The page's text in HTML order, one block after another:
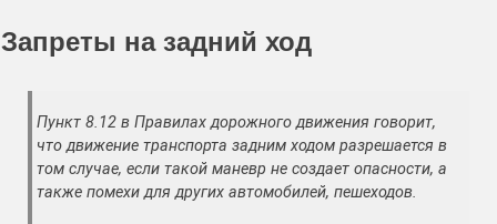
Запреты на задний ход
Пункт 8.12 в Правилах дорожного движения говорит,
что движение транспорта задним ходом разрешается в
том случае, если такой маневр не создает опасности, а
также помехи для других автомобилей, пешеходов.